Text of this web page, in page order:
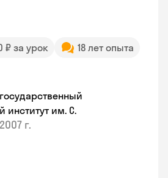
₽ за урок
18 лет опыта
институт им. С.
2007 г.